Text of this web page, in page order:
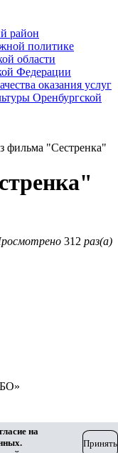
район
политике
области
Федерации
оказания услуг
Оренбургской
фильма "Сестренка"
312 раз(а)
на
Принять